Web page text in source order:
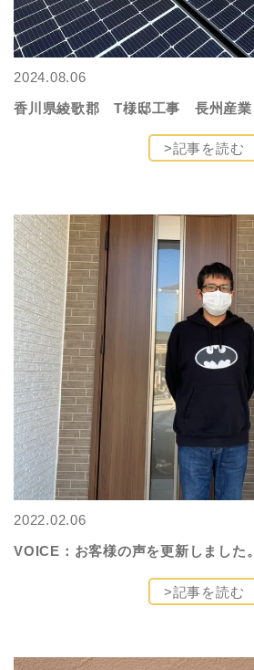
2024.08.06
香川県綾歌郡 T様邸工事 長州産業
>記事を読む
2022.02.06
VOICE：お客様の声を更新しました。
>記事を読む